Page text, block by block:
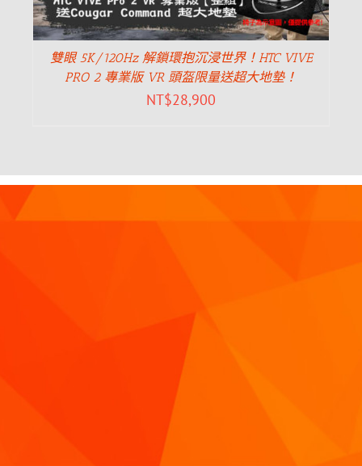
雙眼 5K/120Hz 解鎖環抱沉浸世界！HTC VIVE
PRO 2 專業版 VR 頭盔限量送超大地墊！
NT$28,900